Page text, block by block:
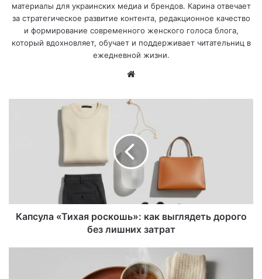
материалы для украинских медиа и брендов. Карина отвечает
за стратегическое развитие контента, редакционное качество
и формирование современного женского голоса блога,
который вдохновляет, обучает и поддерживает читательниц в
ежедневной жизни.
Капсула «Тихая роскошь»: как выглядеть дорого
без лишних затрат